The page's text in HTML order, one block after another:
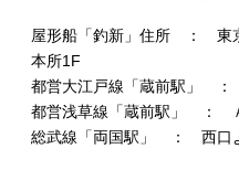
屋形船「釣新」住所 ： 東
本所1F
都営大江戸線「蔵前駅」
都営浅草線「蔵前駅」 ：
総武線「両国駅」 ： 西口